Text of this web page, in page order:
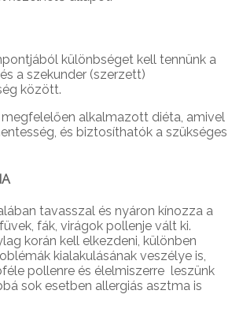
különbséget kell tennünk a
a szekunder (szerzett)
között.
alkalmazott diéta, amivel
és biztosíthatók a szükséges
tavasszal és nyáron kínozza a
fák, virágok pollenje vált ki.
korán kell elkezdeni, különben
kialakulásának veszélye is,
pollenre és élelmiszerre leszünk
sok esetben allergiás asztma is